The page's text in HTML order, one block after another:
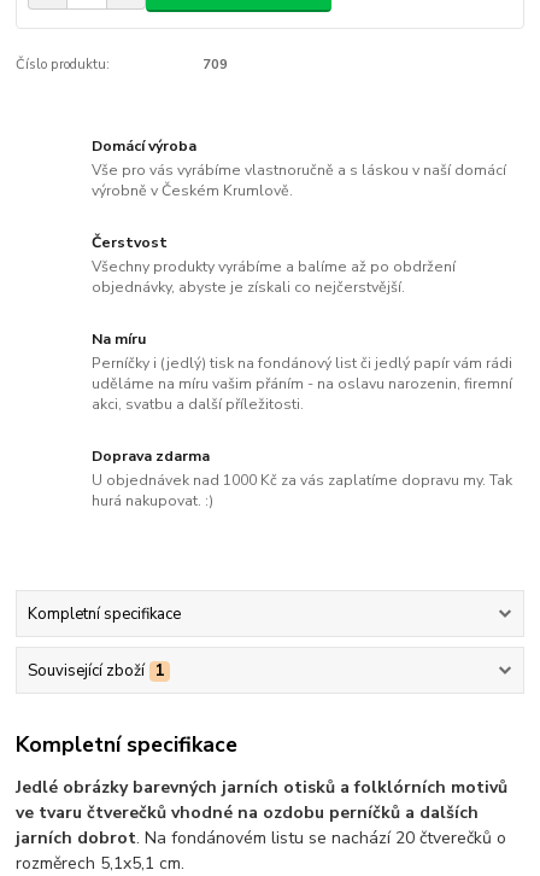
Číslo produktu: 709
Domácí výroba
Vše pro vás vyrábíme vlastnoručně a s láskou v naší domácí
výrobně v Českém Krumlově.
Čerstvost
Všechny produkty vyrábíme a balíme až po obdržení
objednávky, abyste je získali co nejčerstvější.
Na míru
Perníčky i (jedlý) tisk na fondánový list či jedlý papír vám rádi
uděláme na míru vašim přáním - na oslavu narozenin, firemní
akci, svatbu a další příležitosti.
Doprava zdarma
U objednávek nad 1000 Kč za vás zaplatíme dopravu my. Tak
hurá nakupovat. :)
Kompletní specifikace
Související zboží 1
Kompletní specifikace
Jedlé obrázky barevných jarních otisků a folklórních motivů
ve tvaru čtverečků vhodné na ozdobu perníčků a dalších
jarních dobrot. Na fondánovém listu se nachází 20 čtverečků o
rozměrech 5,1x5,1 cm.